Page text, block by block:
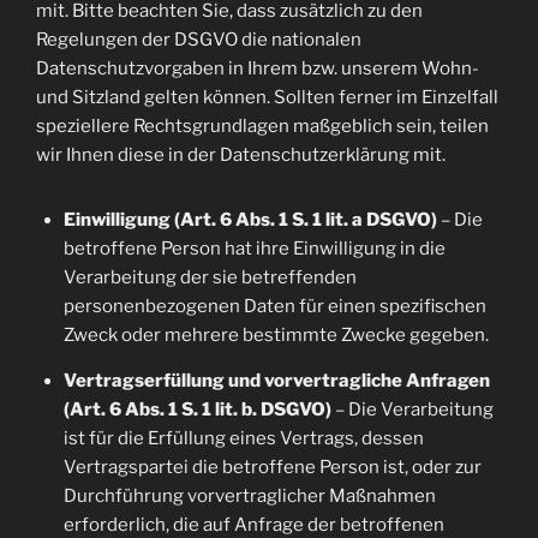
mit. Bitte beachten Sie, dass zusätzlich zu den
Regelungen der DSGVO die nationalen
Datenschutzvorgaben in Ihrem bzw. unserem Wohn-
und Sitzland gelten können. Sollten ferner im Einzelfall
speziellere Rechtsgrundlagen maßgeblich sein, teilen
wir Ihnen diese in der Datenschutzerklärung mit.
Einwilligung (Art. 6 Abs. 1 S. 1 lit. a DSGVO)– Die
betroffene Person hat ihre Einwilligung in die
Verarbeitung der sie betreffenden
personenbezogenen Daten für einen spezifischen
Zweck oder mehrere bestimmte Zwecke gegeben.
Vertragserfüllung und vorvertragliche Anfragen
(Art. 6 Abs. 1 S. 1 lit. b. DSGVO)– Die Verarbeitung
ist für die Erfüllung eines Vertrags, dessen
Vertragspartei die betroffene Person ist, oder zur
Durchführung vorvertraglicher Maßnahmen
erforderlich, die auf Anfrage der betroffenen